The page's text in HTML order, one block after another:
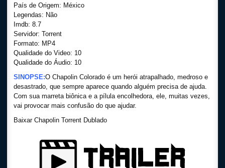
País de Origem: México
Legendas: Não
Imdb: 8.7
Servidor: Torrent
Formato: MP4
Qualidade do Video: 10
Qualidade do Áudio: 10
SINOPSE:O Chapolin Colorado é um herói atrapalhado, medroso e
desastrado, que sempre aparece quando alguém precisa de ajuda.
Com sua marreta biônica e a pílula encolhedora, ele, muitas vezes,
vai provocar mais confusão do que ajudar.
Baixar Chapolin Torrent Dublado